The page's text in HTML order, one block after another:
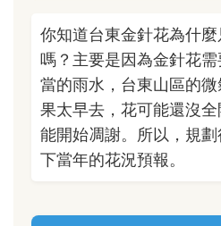
你知道台東金針花為什
嗎？主要是因為金針花
當的雨水，台東山區的
果太早去，花可能還沒
能開始凋謝。所以，規
下當年的花況預報。